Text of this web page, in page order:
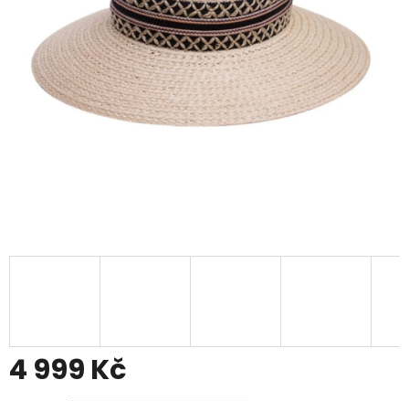
4 999 Kč